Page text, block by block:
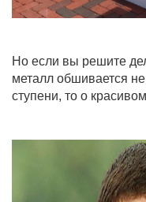
Но если вы решите
металл обшивается
ступени, то о